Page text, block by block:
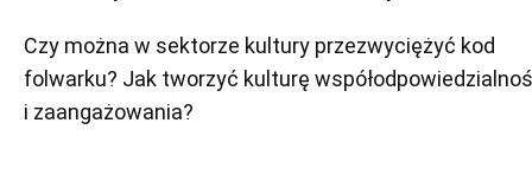
Czy można w sektorze kultury przezwyciężyć kod
folwarku? Jak tworzyć kulturę
i zaangażowania?